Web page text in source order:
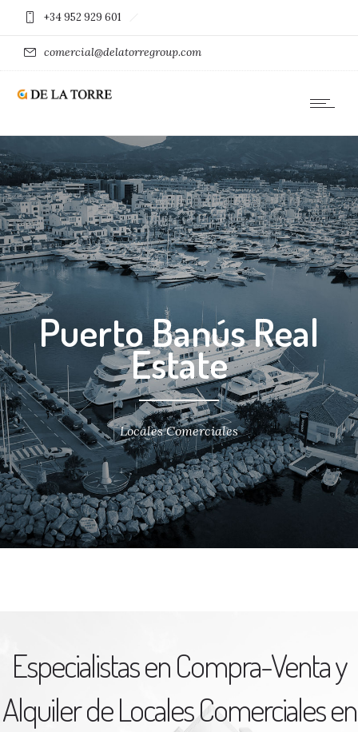
+34 952 929 601
comercial@delatorregroup.com
Puerto Banús Real
Estate
Locales Comerciales
Especialistas en Compra-Venta y
Alquiler de Locales Comerciales en